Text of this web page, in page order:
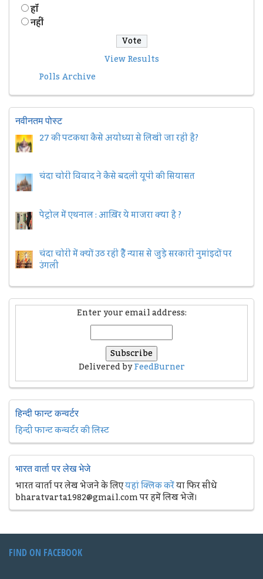
हॉं
नहीं
View Results
Polls Archive
नवीनतम पोस्ट
27 की पटकथा कैसे अयोध्या से लिखी जा रही है?
चंदा चोरी विवाद ने कैसे बदली यूपी की सियासत
पेट्रोल में एथनाल : आख़िर ये माजरा क्या है ?
चंदा चोरी में क्यों उठ रही हैैं न्यास से जुड़े सरकारी नुमांइदों पर
उंगली
Enter your email address:
Delivered byFeedBurner
हिन्दी फान्ट कन्वर्टर
हिन्दी फान्ट कन्वर्टर की लिस्ट
भारत वार्ता पर लेख भेजे
भारत वार्ता पर लेख भेजने के लिएयहां क्लिक करेंया फिर सीधे
bharatvarta1982@gmail.com पर हमें लिख भेजें।
FIND ON FACEBOOK